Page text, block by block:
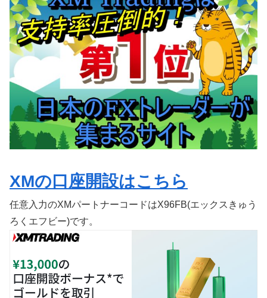
XMの口座開設はこちら
任意入力のXMパートナーコードはX96FB(エックスきゅう
ろくエフビー)です。